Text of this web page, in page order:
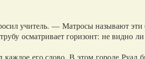
учитель. — Матросы называют эти
осматривает горизонт: не видно
его слово. В этом городе